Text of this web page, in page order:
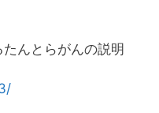
んとらがんの説明